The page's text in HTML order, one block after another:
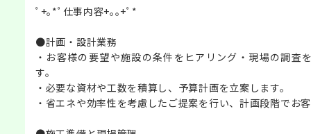
ﾟ+｡*ﾟ仕事内容+｡｡+ﾟ*
●計画・設計業務
・お客様の要望や施設の条件をヒアリング・現場の調査
す。
・必要な資材や工数を積算し、予算計画を立案します。
・省エネや効率性を考慮したご提案を行い、計画段階でお